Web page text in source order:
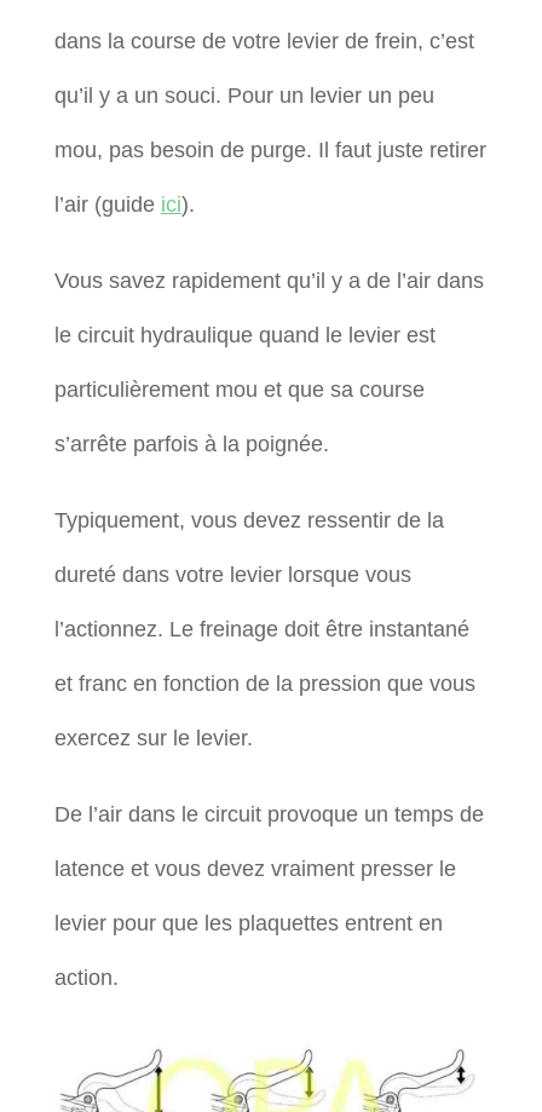
dans la course de votre levier de frein, c’est
qu’il y a un souci. Pour un levier un peu
mou, pas besoin de purge. Il faut juste retirer
l’air (guide ici).
Vous savez rapidement qu’il y a de l’air dans
le circuit hydraulique quand le levier est
particulièrement mou et que sa course
s’arrête parfois à la poignée.
Typiquement, vous devez ressentir de la
dureté dans votre levier lorsque vous
l’actionnez. Le freinage doit être instantané
et franc en fonction de la pression que vous
exercez sur le levier.
De l’air dans le circuit provoque un temps de
latence et vous devez vraiment presser le
levier pour que les plaquettes entrent en
action.